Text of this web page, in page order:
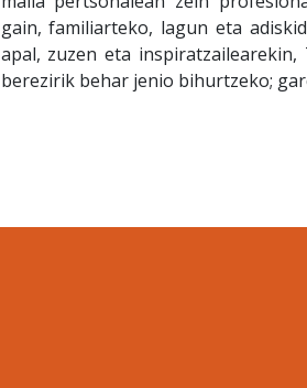
gain, familiarteko, lagun eta
apal, zuzen eta
berezirik behar jenio bihurtzeko;